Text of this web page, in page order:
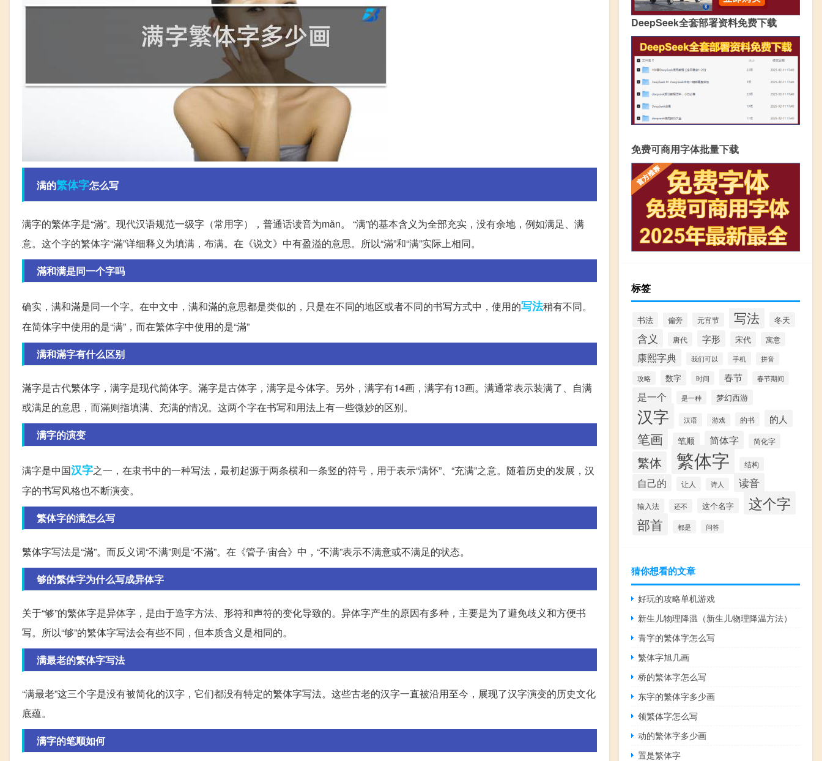
满的繁体字怎么写
满字的繁体字是“滿”。现代汉语规范一级字（常用字），普通话读音为mǎn。 “满”的基本含义为全部充实，没有余地，例如满足、满
意。这个字的繁体字“滿”详细释义为填满，布满。在《说文》中有盈溢的意思。所以“滿”和“满”实际上相同。
滿和满是同一个字吗
确实，满和滿是同一个字。在中文中，满和滿的意思都是类似的，只是在不同的地区或者不同的书写方式中，使用的写法稍有不同。
在简体字中使用的是“满”，而在繁体字中使用的是“滿”
满和滿字有什么区别
滿字是古代繁体字，满字是现代简体字。滿字是古体字，满字是今体字。另外，满字有14画，满字有13画。满通常表示装满了、自满
或满足的意思，而滿则指填满、充满的情况。这两个字在书写和用法上有一些微妙的区别。
满字的演变
满字是中国汉字之一，在隶书中的一种写法，最初起源于两条横和一条竖的符号，用于表示“满怀”、“充满”之意。随着历史的发展，汉
字的书写风格也不断演变。
繁体字的满怎么写
繁体字写法是“滿”。而反义词“不满”则是“不滿”。在《管子·宙合》中，“不满”表示不满意或不满足的状态。
够的繁体字为什么写成异体字
关于“够”的繁体字是异体字，是由于造字方法、形符和声符的变化导致的。异体字产生的原因有多种，主要是为了避免歧义和方便书
写。所以“够”的繁体字写法会有些不同，但本质含义是相同的。
满最老的繁体字写法
“满最老”这三个字是没有被简化的汉字，它们都没有特定的繁体字写法。这些古老的汉字一直被沿用至今，展现了汉字演变的历史文化
底蕴。
满字的笔顺如何
DeepSeek全套部署资料免费下载
免费可商用字体批量下载
标签
书法 偏旁 元宵节 写法 冬天
含义 唐代 字形 宋代 寓意
康熙字典 我们可以 手机 拼音
攻略 数字 时间 春节 春节期间
是一个 是一种 梦幻西游
汉字 汉语 游戏 的书 的人
笔画 笔顺 简体字 简化字
繁体 繁体字 结构
自己的 让人 诗人 读音
输入法 还不 这个名字 这个字
部首 都是 问答
猜你想看的文章
好玩的攻略单机游戏
新生儿物理降温（新生儿物理降温方法）
青字的繁体字怎么写
繁体字旭几画
桥的繁体字怎么写
东字的繁体字多少画
领繁体字怎么写
动的繁体字多少画
置是繁体字